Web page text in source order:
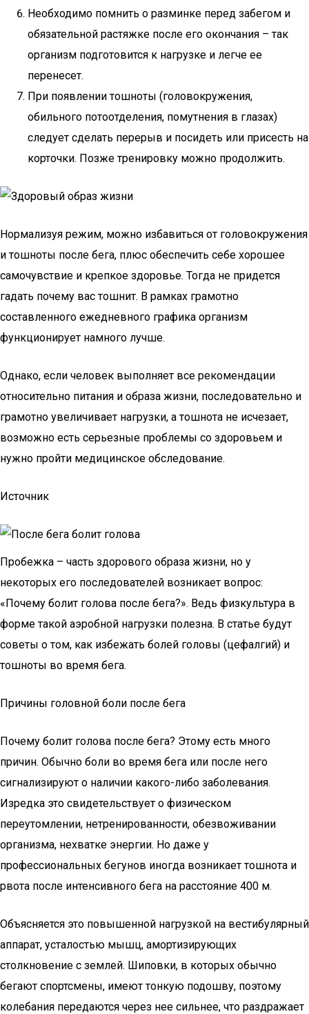
Необходимо помнить о разминке перед забегом и
обязательной растяжке после его окончания – так
организм подготовится к нагрузке и легче ее
перенесет.
При появлении тошноты (головокружения,
обильного потоотделения, помутнения в глазах)
следует сделать перерыв и посидеть или присесть на
корточки. Позже тренировку можно продолжить.
Нормализуя режим, можно избавиться от головокружения
и тошноты после бега, плюс обеспечить себе хорошее
самочувствие и крепкое здоровье. Тогда не придется
гадать почему вас тошнит. В рамках грамотно
составленного ежедневного графика организм
функционирует намного лучше.
Однако, если человек выполняет все рекомендации
относительно питания и образа жизни, последовательно и
грамотно увеличивает нагрузки, а тошнота не исчезает,
возможно есть серьезные проблемы со здоровьем и
нужно пройти медицинское обследование.
Источник
Пробежка – часть здорового образа жизни, но у
некоторых его последователей возникает вопрос:
«Почему болит голова после бега?». Ведь физкультура в
форме такой аэробной нагрузки полезна. В статье будут
советы о том, как избежать болей головы (цефалгий) и
тошноты во время бега.
Причины головной боли после бега
Почему болит голова после бега? Этому есть много
причин. Обычно боли во время бега или после него
сигнализируют о наличии какого-либо заболевания.
Изредка это свидетельствует о физическом
переутомлении, нетренированности, обезвоживании
организма, нехватке энергии. Но даже у
профессиональных бегунов иногда возникает тошнота и
рвота после интенсивного бега на расстояние 400 м.
Объясняется это повышенной нагрузкой на вестибулярный
аппарат, усталостью мышц, амортизирующих
столкновение с землей. Шиповки, в которых обычно
бегают спортсмены, имеют тонкую подошву, поэтому
колебания передаются через нее сильнее, что раздражает